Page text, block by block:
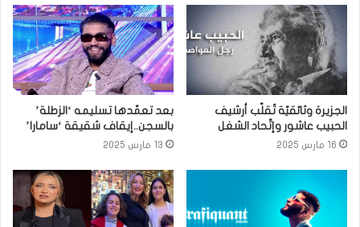
الجزيرة وثائقيّة تُقلّب أرشيف
الحبيب عاشور وإتّحاد الشغل
16 مارس 2025
بعد تعمّدها تسليمه ‘الزطلة’
بالسجن..إيقاف شقيقة ‘سامارا’
13 مارس 2025